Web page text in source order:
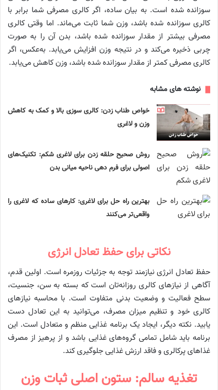
سوزانده شده است. به بیان ساده، اگر کالری مصرفی شما برابر با
کالری سوزانده شده باشد، وزن شما ثابت می‌ماند. اما وقتی کالری
مصرفی بیشتر از مقدار سوزانده شده باشد، بدن آن را به صورت
چربی ذخیره می‌کند و در نتیجه وزن افزایش می‌یابد. به‌عکس، اگر
کالری مصرفی کمتر از مقدار سوزانده شده باشد، وزن کاهش می‌یابد.
نوشته های مشابه
خواص طناب زدن: کالری‌ سوزی بالا و کمک به کاهش
وزن و لاغری
روش صحیح حلقه زدن برای لاغری شکم: تکنیک‌های
اصولی برای فرم‌ دهی ناحیه میانی بدن
بهترین راه حل برای لاغری: کارهای ساده که لاغری را
واقعی‌تر می‌کنند
نکاتی برای حفظ تعادل انرژی
حفظ تعادل انرژی نیازمند توجه به جزئیات روزمره است. اولین قدم،
آگاهی از نیازهای کالری روزانه‌تان است که بسته به سن، جنسیت،
سطح فعالیت و وضعیت بدنی متفاوت است. با محاسبه نیازهای
کالری خود و تنظیم میزان مصرف، می‌توانید به این تعادل دست
یابید. نکته دیگر، ایجاد یک برنامه غذایی منظم و متعادل است. این
برنامه باید شامل تمامی گروه‌های غذایی باشد و از پرهیز از مصرف
غذاهای پرکالری و فاقد ارزش غذایی جلوگیری کند.
تغذیه سالم: ستون اصلی ثبات وزن